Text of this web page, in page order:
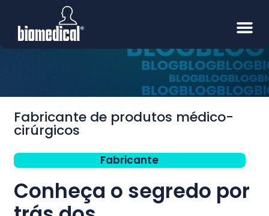
Fabricante de produtos médico-
cirúrgicos
Fabricante
Conheça o segredo por